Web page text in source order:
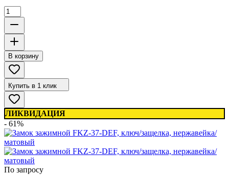
В корзину
Купить в 1 клик
ЛИКВИДАЦИЯ
- 61%
По запросу